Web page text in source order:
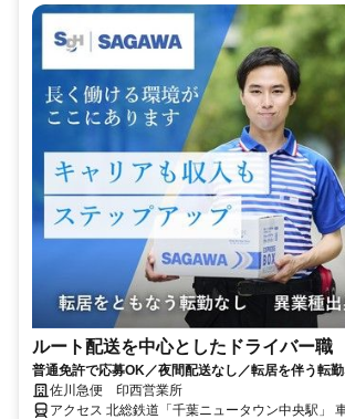
ルート配送を中心としたドライバー職
普通免許で応募OK／夜間配送なし／転居を伴う転
も可能！
佐川急便 印西営業所
アクセス 北総鉄道「千葉ニュータウン中央駅」